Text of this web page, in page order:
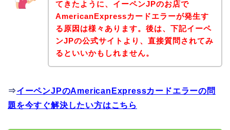
てきたように、イーペンJPのお店で
AmericanExpressカードエラーが発生す
る原因は様々あります。後は、下記イーペ
ンJPの公式サイトより、直接質問されてみ
るといいかもしれません。
⇒イーペンJPのAmericanExpressカードエラーの問
題を今すぐ解決したい方はこちら